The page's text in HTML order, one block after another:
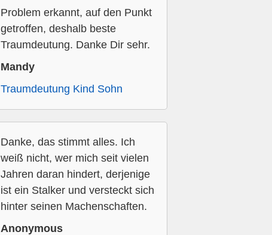
Problem erkannt, auf den Punkt
getroffen, deshalb beste
Traumdeutung. Danke Dir sehr.
Mandy
Traumdeutung Kind Sohn
Danke, das stimmt alles. Ich
weiß nicht, wer mich seit vielen
Jahren daran hindert, derjenige
ist ein Stalker und versteckt sich
hinter seinen Machenschaften.
Anonymous